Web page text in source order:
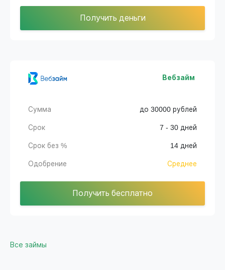
Получить деньги
Вебзайм
Сумма до 30000 рублей
Срок 7 - 30 дней
Срок без % 14 дней
Одобрение Среднее
Получить бесплатно
Все займы